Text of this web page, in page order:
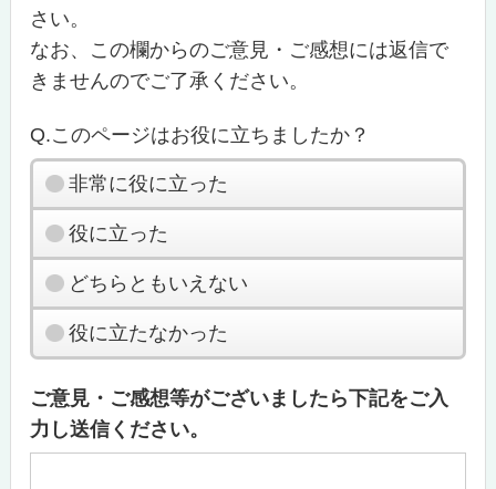
さい。
なお、この欄からのご意見・ご感想には返信で
きませんのでご了承ください。
Q.このページはお役に立ちましたか？
非常に役に立った
役に立った
どちらともいえない
役に立たなかった
ご意見・ご感想等がございましたら下記をご入
力し送信ください。